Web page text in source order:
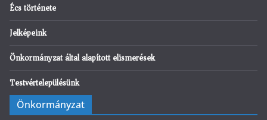
Écs története
Jelképeink
Önkormányzat által alapított elismerések
Testvértelepülésünk
Önkormányzat